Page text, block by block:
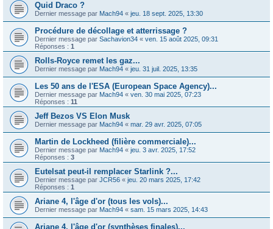
Quid Draco ?
Dernier message par Mach94 « jeu. 18 sept. 2025, 13:30
Procédure de décollage et atterrissage ?
Dernier message par Sachavion34 « ven. 15 août 2025, 09:31
Réponses : 1
Rolls-Royce remet les gaz...
Dernier message par Mach94 « jeu. 31 juil. 2025, 13:35
Les 50 ans de l'ESA (European Space Agency)...
Dernier message par Mach94 « ven. 30 mai 2025, 07:23
Réponses : 11
Jeff Bezos VS Elon Musk
Dernier message par Mach94 « mar. 29 avr. 2025, 07:05
Martin de Lockheed (filière commerciale)...
Dernier message par Mach94 « jeu. 3 avr. 2025, 17:52
Réponses : 3
Eutelsat peut-il remplacer Starlink ?...
Dernier message par JCR56 « jeu. 20 mars 2025, 17:42
Réponses : 1
Ariane 4, l'âge d'or (tous les vols)...
Dernier message par Mach94 « sam. 15 mars 2025, 14:43
Ariane 4, l'âge d'or (synthèses finales)...